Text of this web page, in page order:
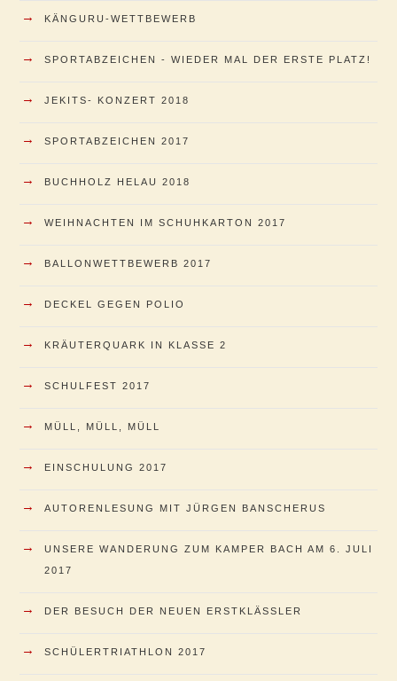
→ KÄNGURU-WETTBEWERB
→ SPORTABZEICHEN - WIEDER MAL DER ERSTE PLATZ!
→ JEKITS- KONZERT 2018
→ SPORTABZEICHEN 2017
→ BUCHHOLZ HELAU 2018
→ WEIHNACHTEN IM SCHUHKARTON 2017
→ BALLONWETTBEWERB 2017
→ DECKEL GEGEN POLIO
→ KRÄUTERQUARK IN KLASSE 2
→ SCHULFEST 2017
→ MÜLL, MÜLL, MÜLL
→ EINSCHULUNG 2017
→ AUTORENLESUNG MIT JÜRGEN BANSCHERUS
→
UNSERE WANDERUNG ZUM KAMPER BACH AM 6. JULI
2017
→ DER BESUCH DER NEUEN ERSTKLÄSSLER
→ SCHÜLERTRIATHLON 2017